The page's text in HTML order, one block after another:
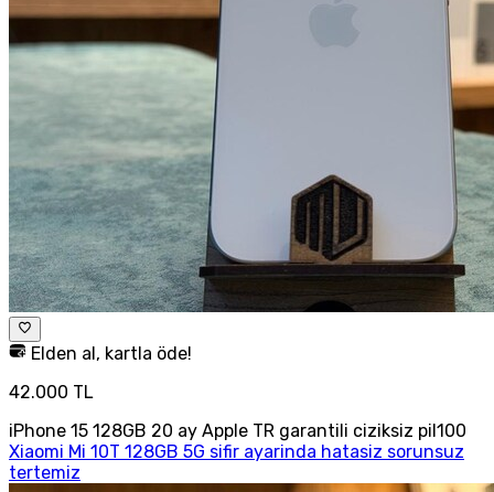
Elden al, kartla öde!
42.000 TL
iPhone 15 128GB 20 ay Apple TR garantili ciziksiz pil100
Xiaomi Mi 10T 128GB 5G sifir ayarinda hatasiz sorunsuz
tertemiz